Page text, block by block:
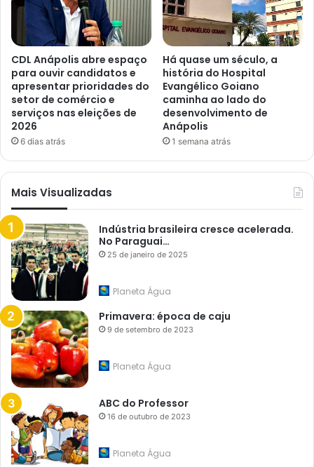
CDL Anápolis abre espaço
para ouvir candidatos e
apresentar prioridades do
setor de comércio e
serviços nas eleições de
2026
6 dias atrás
Há quase um século, a
história do Hospital
Evangélico Goiano
caminha ao lado do
desenvolvimento de
Anápolis
1 semana atrás
Mais Visualizadas
Indústria brasileira cresce acelerada.
No Paraguai…
25 de janeiro de 2025
Planeta Água
Primavera: época de caju
9 de setembro de 2023
Planeta Água
ABC do Professor
16 de outubro de 2023
Planeta Água